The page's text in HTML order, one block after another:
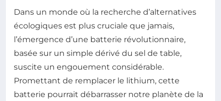
Dans un monde où la recherche d’alternatives
écologiques est plus cruciale que jamais,
l’émergence d’une batterie révolutionnaire,
basée sur un simple dérivé du sel de table,
suscite un engouement considérable.
Promettant de remplacer le lithium, cette
batterie pourrait débarrasser notre planète de la